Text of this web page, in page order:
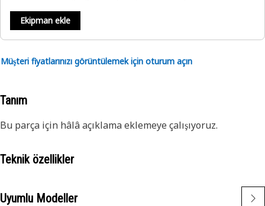
Ekipman ekle
Müşteri fiyatlarınızı görüntülemek için oturum açın
Tanım
Bu parça için hâlâ açıklama eklemeye çalışıyoruz.
Teknik özellikler
Uyumlu Modeller